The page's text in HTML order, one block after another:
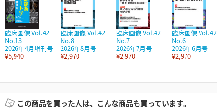
臨床画像 Vol.42
No.13
2026年4月増刊号
¥5,940
臨床画像 Vol.42
No.8
2026年8月号
¥2,970
臨床画像 Vol.42
No.7
2026年7月号
¥2,970
臨床画像 Vol.42
No.6
2026年6月号
¥2,970
この商品を買った人は、こんな商品も買っています。